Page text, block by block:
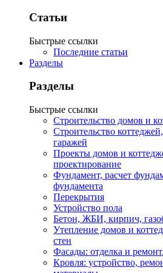
Статьи
Быстрые ссылки
Последние статьи
Разделы
Разделы
Быстрые ссылки
Строительство домов и
Строительство
гаражей
Проекты домов и
проектирование
Фундамент, расчет
фундамента
Перекрытия
Устройство пола
Бетон, ЖБИ, кирпич,
Утепление домов и
стен
Фасады: отделка и
Кровля: устройство,